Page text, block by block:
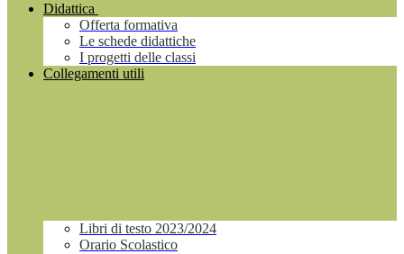
Didattica
Offerta formativa
Le schede didattiche
I progetti delle classi
Collegamenti utili
Libri di testo 2023/2024
Orario Scolastico